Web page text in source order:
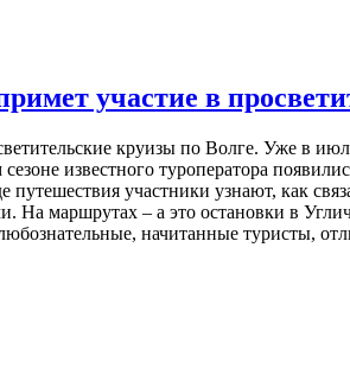
участие в
круизы по Волге. Уже в
известного туроператора
участники узнают, как
маршрутах – а это остановки в
начитанные туристы,